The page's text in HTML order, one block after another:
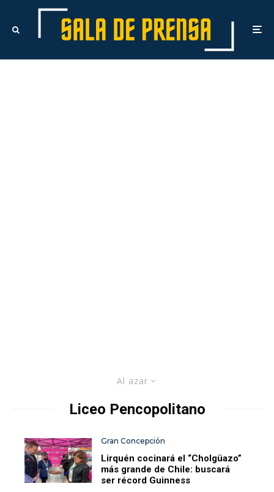
Al azar
Liceo Pencopolitano
Gran Concepción
Lirquén cocinará el “Cholgüazo”
más grande de Chile: buscará
ser récord Guinness